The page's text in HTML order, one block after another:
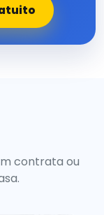
contrata ou